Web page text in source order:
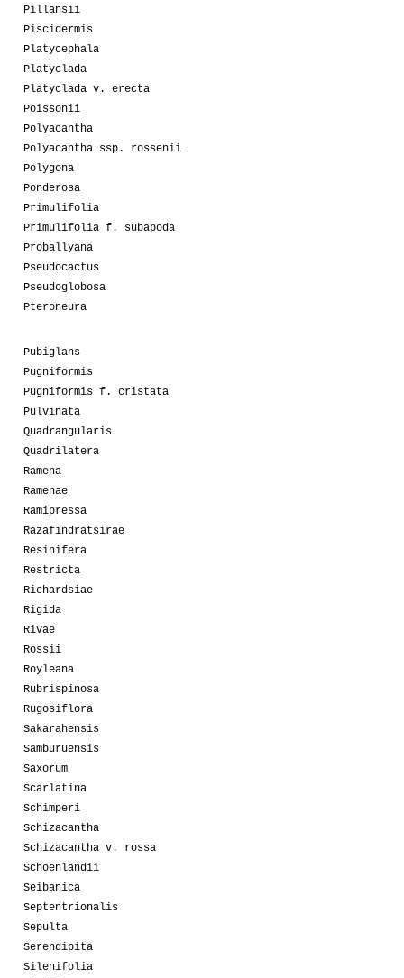
Pillansii
Piscidermis
Platycephala
Platyclada
Platyclada v. erecta
Poissonii
Polyacantha
Polyacantha ssp. rossenii
Polygona
Ponderosa
Primulifolia
Primulifolia f. subapoda
Proballyana
Pseudocactus
Pseudoglobosa
Pteroneura
Pubiglans
Pugniformis
Pugniformis f. cristata
Pulvinata
Quadrangularis
Quadrilatera
Ramena
Ramenae
Ramipressa
Razafindratsirae
Resinifera
Restricta
Richardsiae
Rigida
Rivae
Rossii
Royleana
Rubrispinosa
Rugosiflora
Sakarahensis
Samburuensis
Saxorum
Scarlatina
Schimperi
Schizacantha
Schizacantha v. rossa
Schoenlandii
Seibanica
Septentrionalis
Sepulta
Serendipita
Silenifolia